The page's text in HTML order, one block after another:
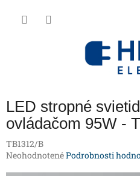
LED stropné
ovládačom 95W -
TB1312/B
Priemerné
NeohodnotenéPodrobnosti